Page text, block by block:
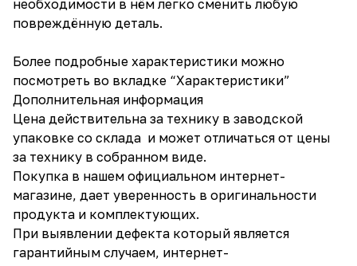
необходимости в нём легко сменить любую
повреждённую деталь.
Более подробные характеристики можно
посмотреть во вкладке “Характеристики”
Дополнительная информация
Цена действительна за технику в заводской
упаковке со склада и может отличаться от цены
за технику в собранном виде.
Покупка в нашем официальном интернет-
магазине, дает уверенность в оригинальности
продукта и комплектующих.
При выявлении дефекта который является
гарантийным случаем, интернет-